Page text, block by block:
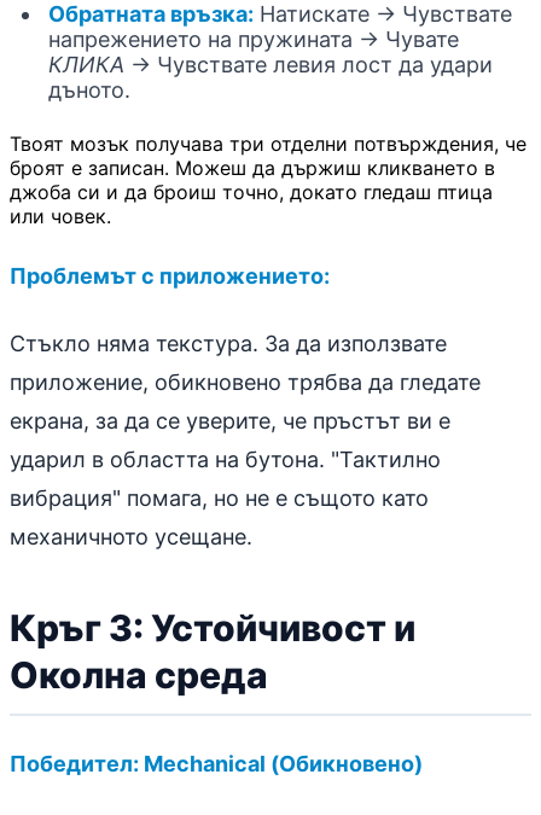
Обратната връзка: Натискате -> Чувствате
напрежението на пружината -> Чувате
КЛИКА -> Чувствате левия лост да удари
дъното.
Твоят мозък получава три отделни потвърждения, че
броят е записан. Можеш да държиш кликването в
джоба си и да броиш точно, докато гледаш птица
или човек.
Проблемът с приложението:
Стъкло няма текстура. За да използвате
приложение, обикновено трябва да гледате
екрана, за да се уверите, че пръстът ви е
ударил в областта на бутона. "Тактилно
вибрация" помага, но не е същото като
механичното усещане.
Кръг 3: Устойчивост и
Околна среда
Победител: Mechanical (Обикновено)